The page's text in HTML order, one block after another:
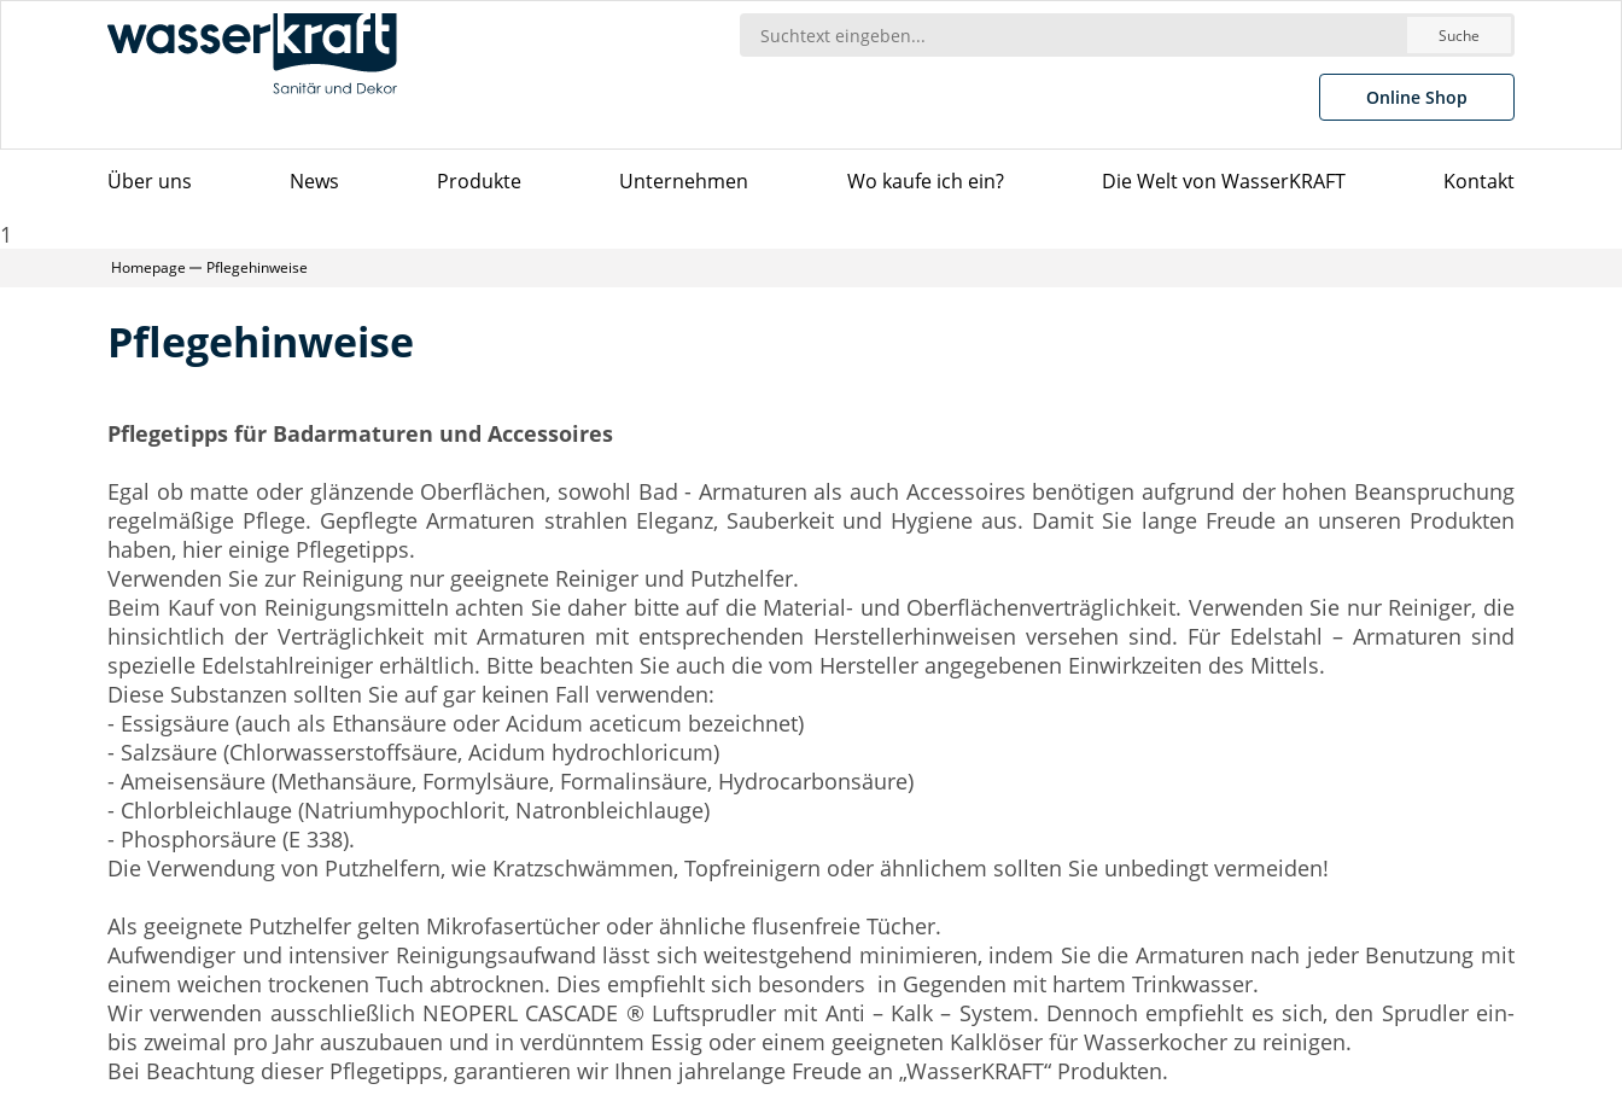
Suche
Online Shop
Über uns News Produkte Unternehmen Wo kaufe ich ein? Die Welt von WasserKRAFT Kontakt
1
Homepage Pflegehinweise
Pflegehinweise
Pflegetipps für Badarmaturen und Accessoires
Egal ob matte oder glänzende Oberflächen, sowohl Bad - Armaturen als auch Accessoires benötigen aufgrund der hohen Beanspruchung
regelmäßige Pflege. Gepflegte Armaturen strahlen Eleganz, Sauberkeit und Hygiene aus. Damit Sie lange Freude an unseren Produkten
haben, hier einige Pflegetipps.
Verwenden Sie zur Reinigung nur geeignete Reiniger und Putzhelfer.
Beim Kauf von Reinigungsmitteln achten Sie daher bitte auf die Material- und Oberflächenverträglichkeit. Verwenden Sie nur Reiniger, die
hinsichtlich der Verträglichkeit mit Armaturen mit entsprechenden Herstellerhinweisen versehen sind. Für Edelstahl – Armaturen sind
spezielle Edelstahlreiniger erhältlich. Bitte beachten Sie auch die vom Hersteller angegebenen Einwirkzeiten des Mittels.
Diese Substanzen sollten Sie auf gar keinen Fall verwenden:
- Essigsäure (auch als Ethansäure oder Acidum aceticum bezeichnet)
- Salzsäure (Chlorwasserstoffsäure, Acidum hydrochloricum)
- Ameisensäure (Methansäure, Formylsäure, Formalinsäure, Hydrocarbonsäure)
- Chlorbleichlauge (Natriumhypochlorit, Natronbleichlauge)
- Phosphorsäure (E 338).
Die Verwendung von Putzhelfern, wie Kratzschwämmen, Topfreinigern oder ähnlichem sollten Sie unbedingt vermeiden!
Als geeignete Putzhelfer gelten Mikrofasertücher oder ähnliche flusenfreie Tücher.
Aufwendiger und intensiver Reinigungsaufwand lässt sich weitestgehend minimieren, indem Sie die Armaturen nach jeder Benutzung mit
einem weichen trockenen Tuch abtrocknen. Dies empfiehlt sich besonders in Gegenden mit hartem Trinkwasser.
Wir verwenden ausschließlich NEOPERL CASCADE ® Luftsprudler mit Anti – Kalk – System. Dennoch empfiehlt es sich, den Sprudler ein-
bis zweimal pro Jahr auszubauen und in verdünntem Essig oder einem geeigneten Kalklöser für Wasserkocher zu reinigen.
Bei Beachtung dieser Pflegetipps, garantieren wir Ihnen jahrelange Freude an „WasserKRAFT“ Produkten.